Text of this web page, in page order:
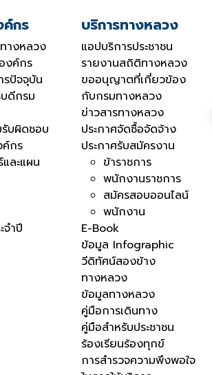
กร
างหลวง
งค์กร
ปัจจุบัน
ดีกรม
บผิดชอบ
ค์กร
ละแผน
จำปี
บริการทางหลวง
แอปบริการประชาชน
รายงานสถิติทางหลวง
ขออนุญาตที่เกี่ยวข้อง
กับกรมทางหลวง
ข่าวสารทางหลวง
ประกาศจัดซื้อจัดจ้าง
ประกาศรับสมัครงาน
ข้าราชการ
พนักงานราชการ
สมัครสอบออนไลน์
พนักงาน
E-Book
ข้อมูล Infographic
วีดิทัศน์สองข้าง
ทางหลวง
ข้อมูลทางหลวง
คู่มือการเดินทาง
คู่มือสำหรับประชาชน
ร้องเรียนร้องทุกข์
การสำรวจความพึงพอใจ